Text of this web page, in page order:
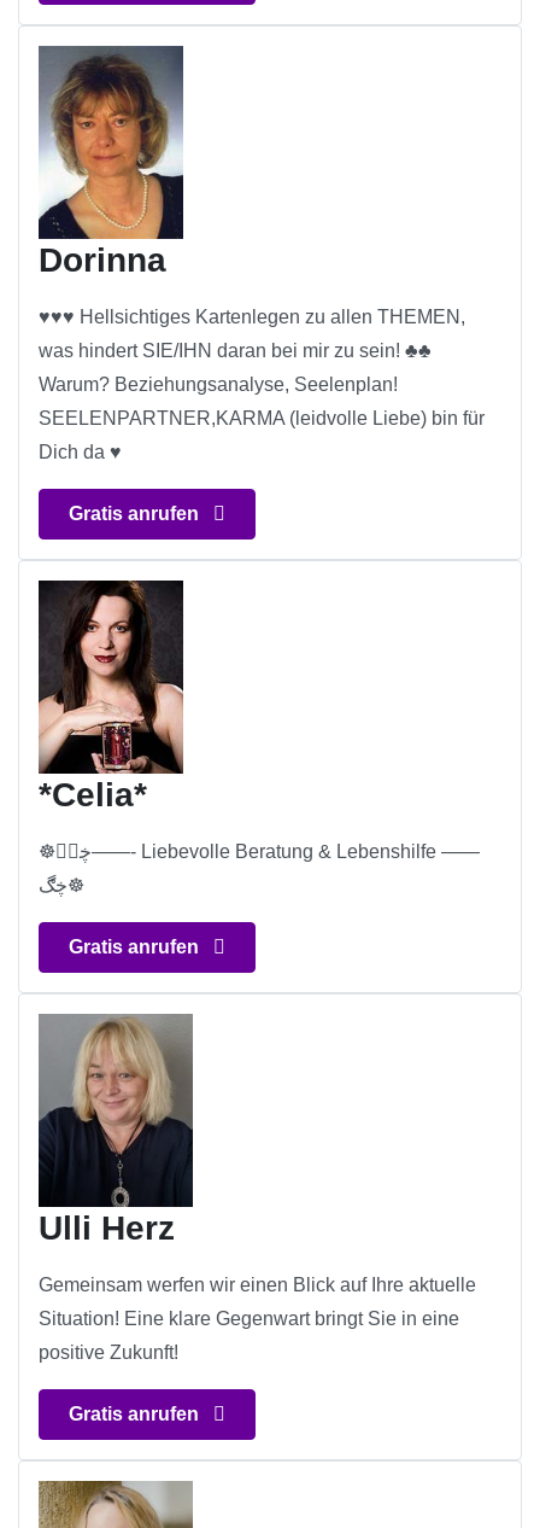
Dorinna
♥♥♥ Hellsichtiges Kartenlegen zu allen THEMEN,
was hindert SIE/IHN daran bei mir zu sein! ♣♣
Warum? Beziehungsanalyse, Seelenplan!
SEELENPARTNER,KARMA (leidvolle Liebe) bin für
Dich da ♥
Gratis anrufen
*Celia*
☸ڿڰۣ——- Liebevolle Beratung & Lebenshilfe ——
ڿڰ☸
Gratis anrufen
Ulli Herz
Gemeinsam werfen wir einen Blick auf Ihre aktuelle
Situation! Eine klare Gegenwart bringt Sie in eine
positive Zukunft!
Gratis anrufen